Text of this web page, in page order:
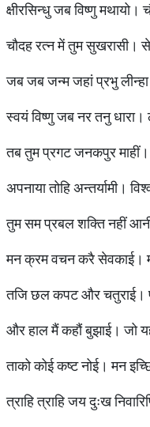
क्षीरसिन्धु जब विष्णु मथायो।
चौदह रत्न में तुम सुखरासी।
जब जब जन्म जहां प्रभु
स्वयं विष्णु जब नर तनु
तब तुम प्रगट जनकपुर
अपनाया तोहि अन्तर्यामी।
तुम सम प्रबल शक्ति नहीं
मन क्रम वचन करै सेवकाई।
तजि छल कपट और चतुराई।
और हाल मैं कहौं बुझाई। जो
ताको कोई कष्ट नोई। मन
त्राहि त्राहि जय दुःख